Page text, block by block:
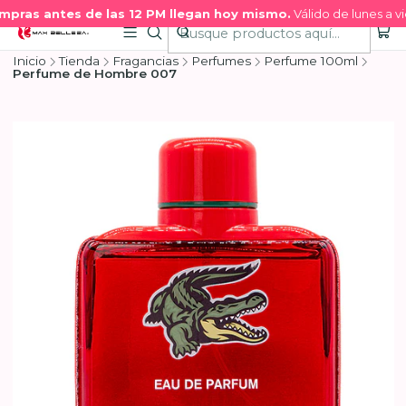
antes de las 12 PM llegan hoy mismo.Válido de lunes a
Inicio Tienda Fragancias Perfumes
Perfume 100ml
Perfume de Hombre 007